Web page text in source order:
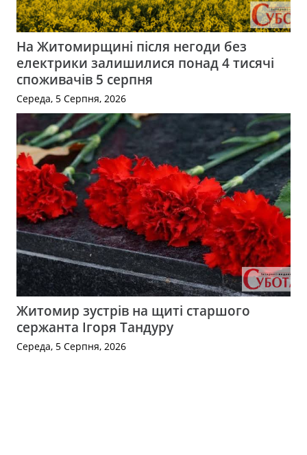
На Житомирщині після негоди без
електрики залишилися понад 4 тисячі
споживачів 5 серпня
Середа, 5 Серпня, 2026
Житомир зустрів на щиті старшого
сержанта Ігоря Тандуру
Середа, 5 Серпня, 2026